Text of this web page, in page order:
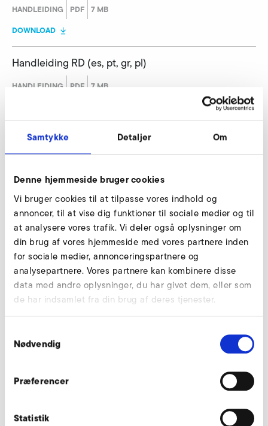
Samtykke Detaljer Om
Denne hjemmeside bruger cookies
Vi bruger cookies til at tilpasse vores indhold og
annoncer, til at vise dig funktioner til sociale medier og til
at analysere vores trafik. Vi deler også oplysninger om
din brug af vores hjemmeside med vores partnere inden
for sociale medier, annonceringspartnere og
analysepartnere. Vores partnere kan kombinere disse
data med andre oplysninger, du har givet dem, eller som
de har indsamlet fra din brug af deres tjenester.
Nødvendig
Præferencer
Statistik
HANDLEIDING PDF 7 MB
DOWNLOAD
Handleiding RD (es, pt, gr, pl)
HANDLEIDING PDF 7 MB
Handleiding RD (cz)
DOWNLOAD
Handleiding RD (no, se, fi)
HANDLEIDING PDF 6 MB
DOWNLOAD
Handleiding RD (ru)
DOWNLOAD
DOWNLOAD